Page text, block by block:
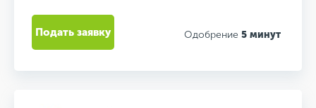
Одобрение 5 минут
Подать заявку